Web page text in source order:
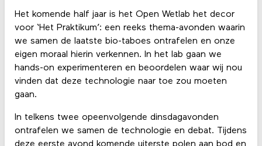
Het komende half jaar is het Open Wetlab het decor
voor ‘Het Praktikum’: een reeks thema-avonden waarin
we samen de laatste bio-taboes ontrafelen en onze
eigen moraal hierin verkennen. In het lab gaan we
hands-on experimenteren en beoordelen waar wij nou
vinden dat deze technologie naar toe zou moeten
gaan.
In telkens twee opeenvolgende dinsdagavonden
ontrafelen we samen de technologie en debat. Tijdens